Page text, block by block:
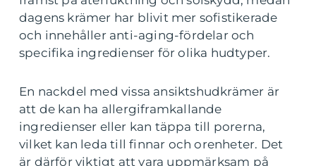
dagens krämer har blivit mer sofistikerade
och innehåller anti-aging-fördelar och
specifika ingredienser för olika hudtyper.
En nackdel med vissa ansiktshudkrämer är
att de kan ha allergiframkallande
ingredienser eller kan täppa till porerna,
vilket kan leda till finnar och orenheter. Det
är därför viktigt att vara uppmärksam på